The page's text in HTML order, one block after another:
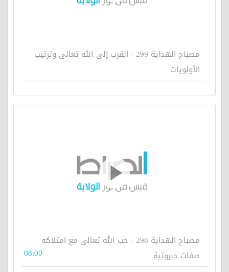
مصباح الهداية 299 - القرب إلى الله تعالى وترتيب
الأولويات
مصباح الهداية 298 - حب الله تعالى مع امتلاكه
صفات جبروتية
08:00